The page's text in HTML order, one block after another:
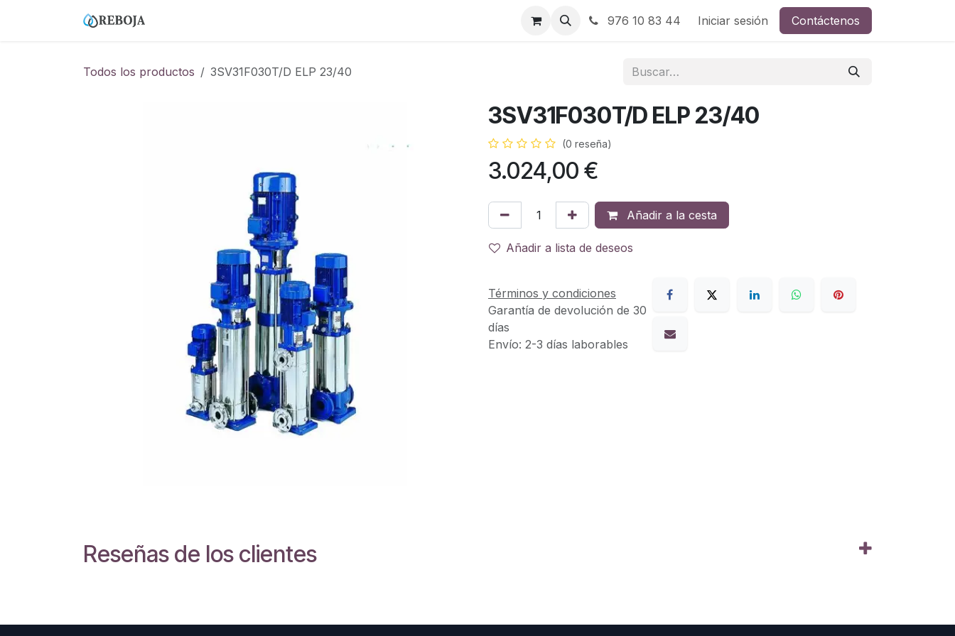
Blog 976 10 83 44 Iniciar sesión Contáctenos
Todos los productos 3SV31F030T/D ELP 23/40
3SV31F030T/D ELP 23/40
(0 reseña)
3.024,00 €
Añadir a la cesta
Añadir a lista de deseos
Términos y condiciones
Garantía de devolución de 30
días
Envío: 2-3 días laborables
Reseñas de los clientes